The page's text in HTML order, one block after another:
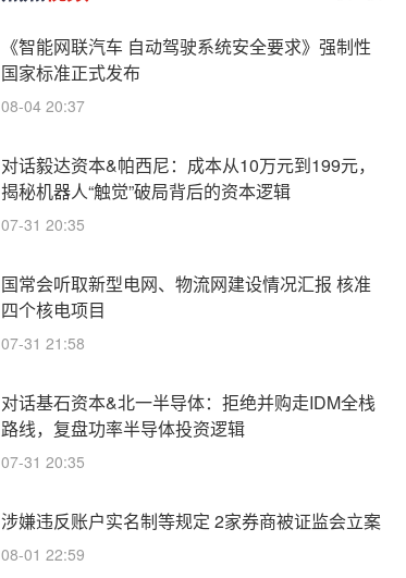
《智能网联汽车 自动驾驶系统安全要求》强制性
国家标准正式发布
08-04 20:37
对话毅达资本&帕西尼：成本从10万元到199元，
揭秘机器人“触觉”破局背后的资本逻辑
07-31 20:35
国常会听取新型电网、物流网建设情况汇报 核准
四个核电项目
07-31 21:58
对话基石资本&北一半导体：拒绝并购走IDM全栈
路线，复盘功率半导体投资逻辑
07-31 20:35
涉嫌违反账户实名制等规定 2家券商被证监会立案
08-01 22:59